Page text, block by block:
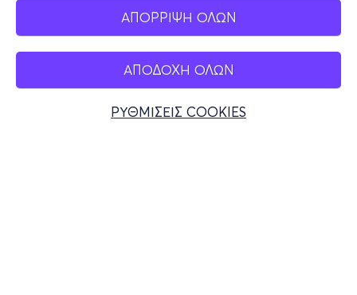
ΑΠΟΡΡΙΨΗ ΟΛΩΝ
ΑΠΟΔΟΧΗ ΟΛΩΝ
ΡΥΘΜΙΣΕΙΣ COOKIES